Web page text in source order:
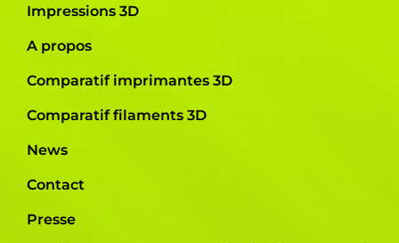
Impressions 3D
A propos
Comparatif imprimantes 3D
Comparatif filaments 3D
News
Contact
Presse